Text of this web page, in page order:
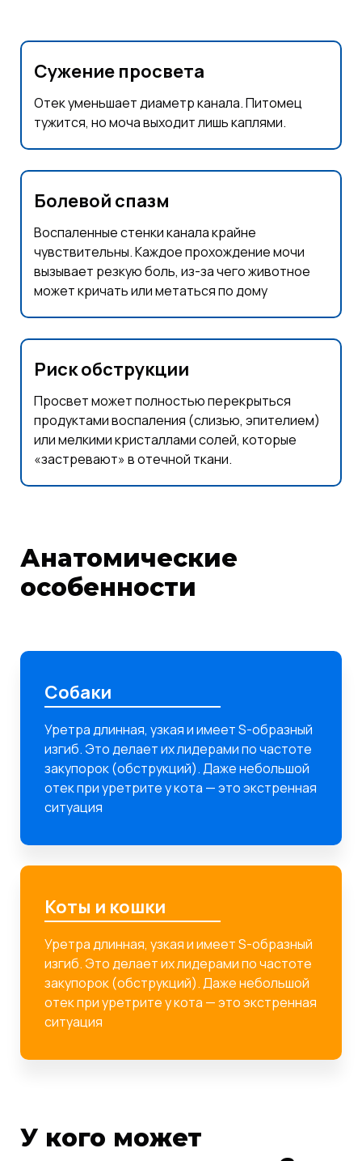
Сужение просвета
Отек уменьшает диаметр канала. Питомец
тужится, но моча выходит лишь каплями.
Болевой спазм
Воспаленные стенки канала крайне
чувствительны. Каждое прохождение мочи
вызывает резкую боль, из-за чего животное
может кричать или метаться по дому
Риск обструкции
Просвет может полностью перекрыться
продуктами воспаления (слизью, эпителием)
или мелкими кристаллами солей, которые
«застревают» в отечной ткани.
Анатомические
особенности
Собаки
Уретра длинная, узкая и имеет S-образный
изгиб. Это делает их лидерами по частоте
закупорок (обструкций). Даже небольшой
отек при уретрите у кота — это экстренная
ситуация
Коты и кошки
Уретра длинная, узкая и имеет S-образный
изгиб. Это делает их лидерами по частоте
закупорок (обструкций). Даже небольшой
отек при уретрите у кота — это экстренная
ситуация
У кого может